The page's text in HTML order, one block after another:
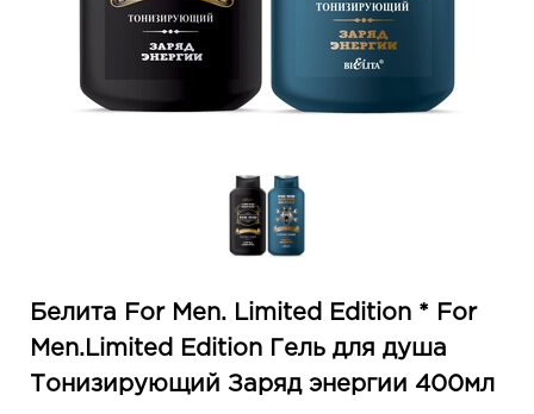
Белита For Men. Limited Edition * For
Men.Limited Edition Гель для душа
Тонизирующий Заряд энергии 400мл